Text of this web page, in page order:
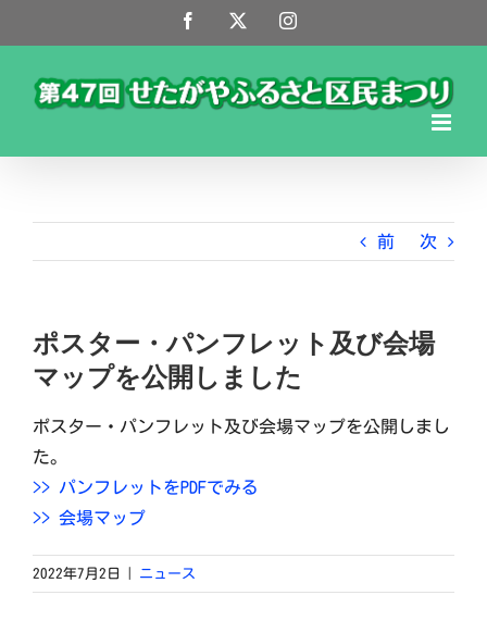
to
content
Facebook Instagram
前 次
ポスター・パンフレット及び会場
マップを公開しました
ポスター・パンフレット及び会場マップを公開しまし
た。
>> パンフレットをPDFでみる
>> 会場マップ
2022年7月2日 ニュース